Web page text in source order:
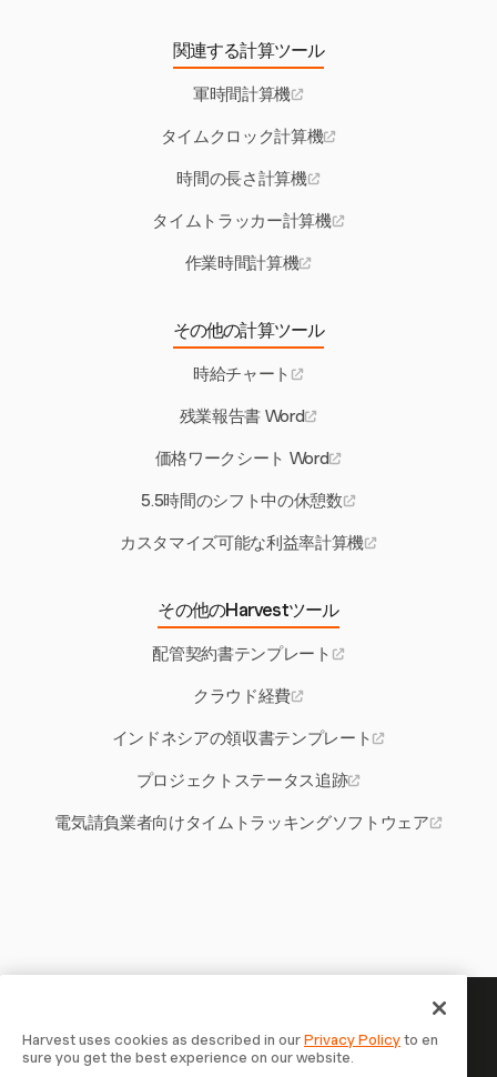
関連する計算ツール
軍時間計算機
タイムクロック計算機
時間の長さ計算機
タイムトラッカー計算機
作業時間計算機
その他の計算ツール
時給チャート
残業報告書 Word
価格ワークシート Word
5.5時間のシフト中の休憩数
カスタマイズ可能な利益率計算機
その他のHarvestツール
配管契約書テンプレート
クラウド経費
インドネシアの領収書テンプレート
プロジェクトステータス追跡
電気請負業者向けタイムトラッキングソフトウェア
あなたの時間には記録する価値
がある — 今すぐ始めましょう
Harvest uses cookies as described in ourPrivacy Policyto en
sure you get the best experience on our website.